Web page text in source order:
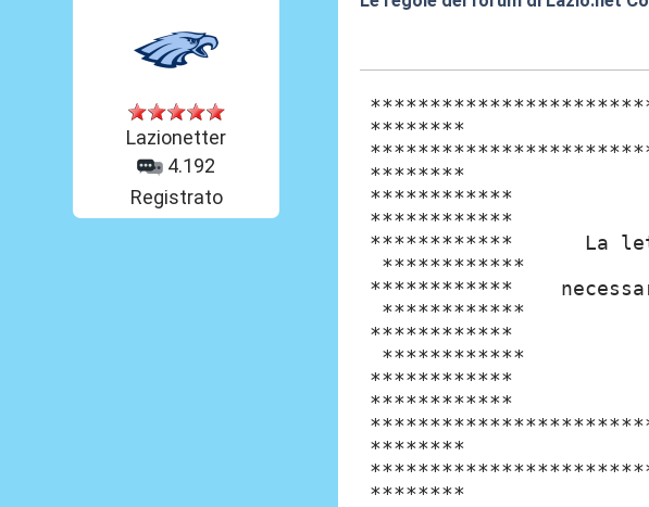
Lazionetter
4.192
Registrato
********
********
************
************
************ La
************
************
************
************
************
********
********